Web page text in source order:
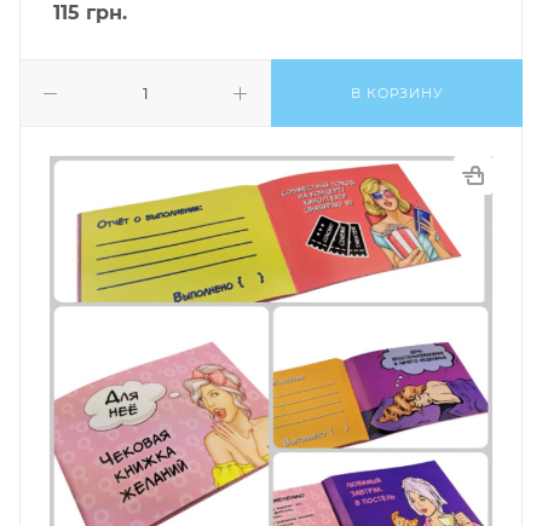
115 грн.
В КОРЗИНУ